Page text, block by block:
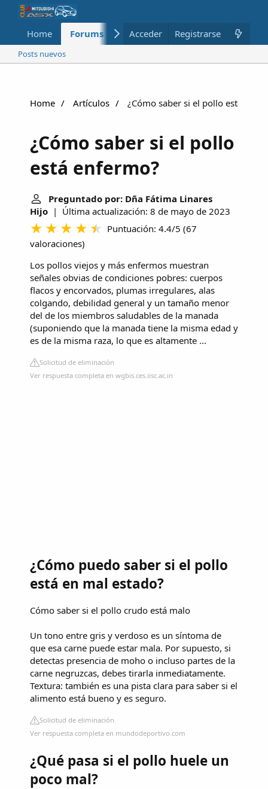
Home Forums Nuevo Miembros
Acceder Registrarse
Posts nuevos
Home Artículos ¿Cómo saber si el pollo está
¿Cómo saber si el pollo
está enfermo?
Preguntado por: Dña Fátima Linares
Hijo | Última actualización: 8 de mayo de 2023
Puntuación: 4.4/5 (67
valoraciones)
Los pollos viejos y más enfermos muestran
señales obvias de condiciones pobres: cuerpos
flacos y encorvados, plumas irregulares, alas
colgando, debilidad general y un tamaño menor
del de los miembros saludables de la manada
(suponiendo que la manada tiene la misma edad y
es de la misma raza, lo que es altamente ...
Solicitud de eliminación
Ver respuesta completa en wgbis.ces.iisc.ac.in
¿Cómo puedo saber si el pollo
está en mal estado?
Cómo saber si el pollo crudo está malo
Un tono entre gris y verdoso es un síntoma de
que esa carne puede estar mala. Por supuesto, si
detectas presencia de moho o incluso partes de la
carne negruzcas, debes tirarla inmediatamente.
Textura: también es una pista clara para saber si el
alimento está bueno y es seguro.
Solicitud de eliminación
Ver respuesta completa en mundodeportivo.com
¿Qué pasa si el pollo huele un
poco mal?